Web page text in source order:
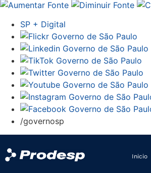
SP + Digital
/governosp
Inicio